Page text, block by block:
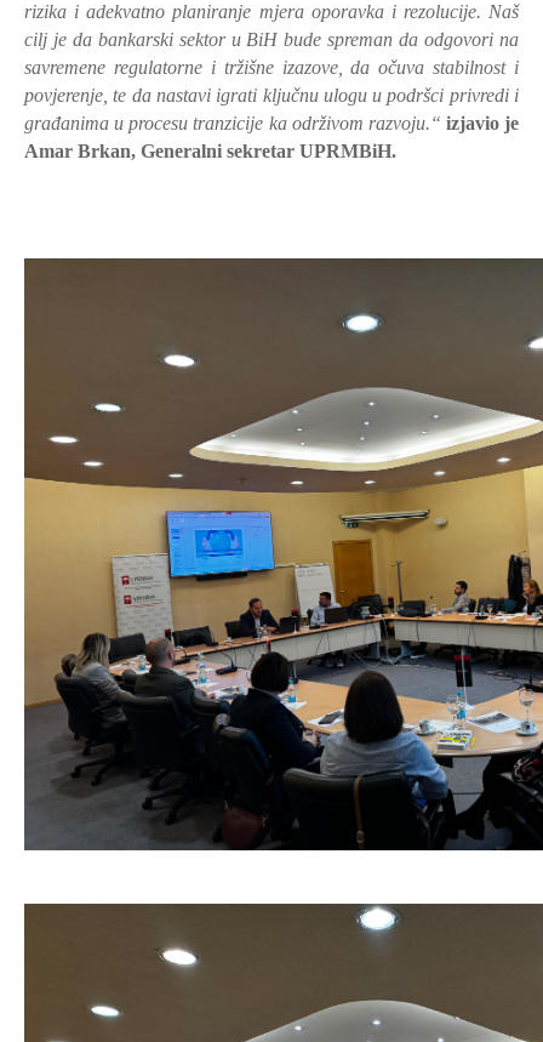
rizika i adekvatno planiranje mjera oporavka i rezolucije. Naš
cilj je da bankarski sektor u BiH bude spreman da odgovori na
savremene regulatorne i tržišne izazove, da očuva stabilnost i
povjerenje, te da nastavi igrati ključnu ulogu u podršci privredi i
građanima u procesu tranzicije ka održivom razvoju.“ izjavio je
Amar Brkan, Generalni sekretar UPRMBiH.